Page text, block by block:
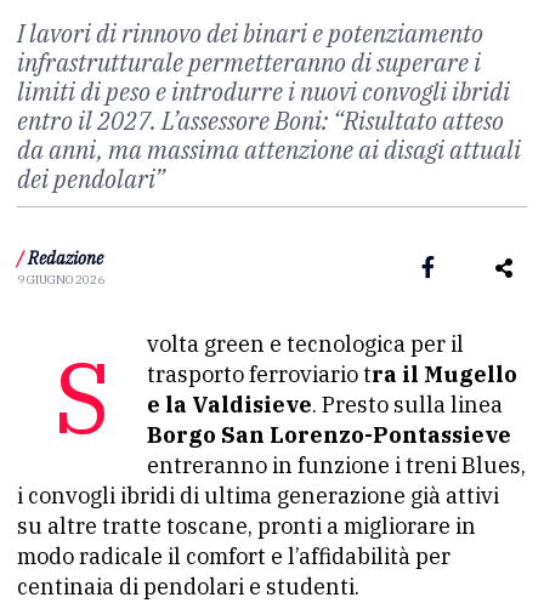
I lavori di rinnovo dei binari e potenziamento
infrastrutturale permetteranno di superare i
limiti di peso e introdurre i nuovi convogli ibridi
entro il 2027. L’assessore Boni: “Risultato atteso
da anni, ma massima attenzione ai disagi attuali
dei pendolari”
/ Redazione
9 GIUGNO 2026
Svolta green e tecnologica per il trasporto ferroviario tra il Mugello
e la Valdisieve. Presto sulla linea
Borgo San Lorenzo-Pontassieve
entreranno in funzione i treni Blues,
i convogli ibridi di ultima generazione già attivi
su altre tratte toscane, pronti a migliorare in
modo radicale il comfort e l’affidabilità per
centinaia di pendolari e studenti.